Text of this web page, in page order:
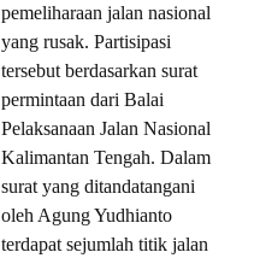
pemeliharaan jalan nasional
yang rusak. Partisipasi
tersebut berdasarkan surat
permintaan dari Balai
Pelaksanaan Jalan Nasional
Kalimantan Tengah. Dalam
surat yang ditandatangani
oleh Agung Yudhianto
terdapat sejumlah titik jalan